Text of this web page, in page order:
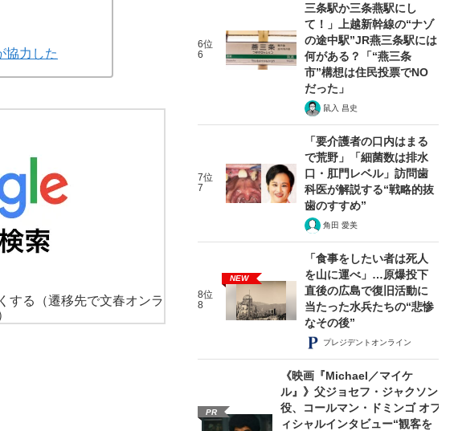
協力した
する
（遷移先で文春オンラ
6位
6
三条駅か三条燕駅にし
て！」上越新幹線の“ナゾ
の途中駅”JR燕三条駅には
何がある？「“燕三条
市”構想は住民投票でNO
だった」
鼠入 昌史
7位
7
「要介護者の口内はまる
で荒野」「細菌数は排水
口・肛門レベル」訪問歯
科医が解説する“戦略的抜
歯のすすめ”
角田 愛美
8位
8
NEW
「食事をしたい者は死人
を山に運べ」…原爆投下
直後の広島で復旧活動に
当たった水兵たちの“悲惨
なその後”
プレジデントオンライン
PR
《映画『Michael／マイケ
ル』》父ジョセフ・ジャクソン
役、コールマン・ドミンゴ オフ
ィシャルインタビュー“観客を